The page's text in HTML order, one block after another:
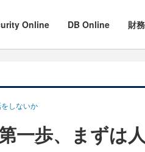
Online DB Online 財
しないか
一歩、まずは